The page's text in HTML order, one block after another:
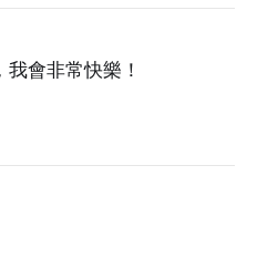
會非常快樂！